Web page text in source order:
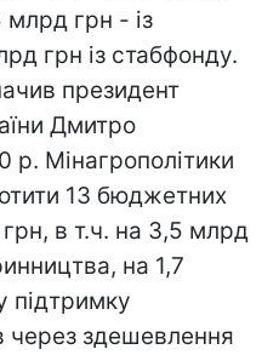
грн - із
грн із стабфонду.
президент
Дмитро
р. Мінагрополітики
13 бюджетних
в т.ч. на 3,5 млрд
на 1,7
підтримку
через здешевлення